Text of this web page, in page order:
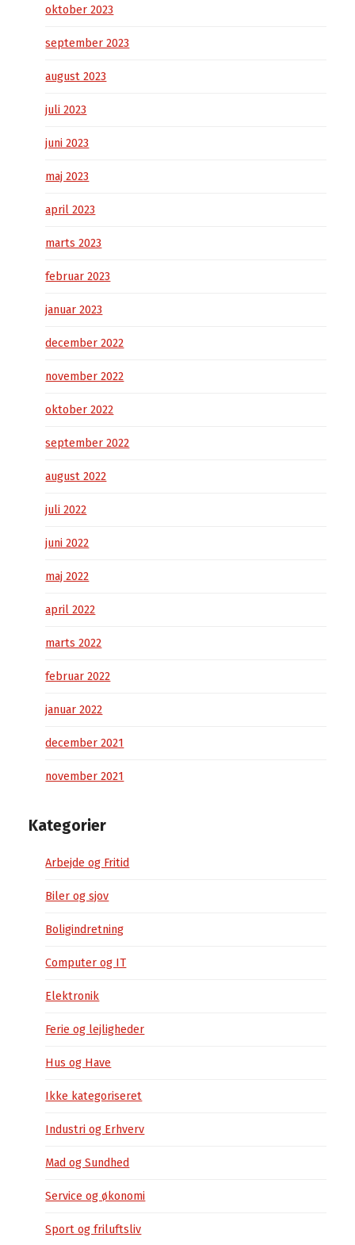
oktober 2023
september 2023
august 2023
juli 2023
juni 2023
maj 2023
april 2023
marts 2023
februar 2023
januar 2023
december 2022
november 2022
oktober 2022
september 2022
august 2022
juli 2022
juni 2022
maj 2022
april 2022
marts 2022
februar 2022
januar 2022
december 2021
november 2021
Kategorier
Arbejde og Fritid
Biler og sjov
Boligindretning
Computer og IT
Elektronik
Ferie og lejligheder
Hus og Have
Ikke kategoriseret
Industri og Erhverv
Mad og Sundhed
Service og økonomi
Sport og friluftsliv